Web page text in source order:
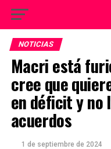
NOTICIAS
Macri está
cree que
en déficit y no
acuerdos
1 de septiembre de 2024